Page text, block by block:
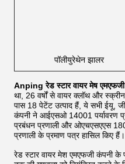
पॉलीयुरेथेन झालर
Anping रेड स्टार वायर मेष
था, 26 वर्षों से वायर क्लॉथ और
पास 18 पेटेंट उत्पाद हैं, ये सभी ईयू,
कंपनी ने आईएसओ 14001 पर्यावरण
प्रबंधन प्रणाली और ओएचएसएएस
प्रणाली के प्रमाण पत्र हासिल किए हैं।
रेड स्टार वायर मेश एमएफजी कंपनी के